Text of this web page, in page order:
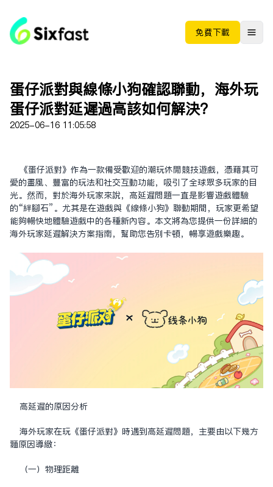
免费下载
蛋仔派對與線條小狗確認聯動，海外玩
蛋仔派對延遲過高該如何解決？
2025-06-16 11:05:58
《蛋仔派對》作為一款備受歡迎的潮玩休閒競技遊戲，憑藉其可
愛的畫風、豐富的玩法和社交互動功能，吸引了全球眾多玩家的目
光。然而，對於海外玩家來說，高延遲問題一直是影響遊戲體驗
的“絆腳石”。尤其是在遊戲與《線條小狗》聯動期間，玩家更希望
能夠暢快地體驗遊戲中的各種新內容。本文將為您提供一份詳細的
海外玩家延遲解決方案指南，幫助您告別卡頓，暢享遊戲樂趣。
高延遲的原因分析
海外玩家在玩《蛋仔派對》時遇到高延遲問題，主要由以下幾方
面原因導致：
（一）物理距離